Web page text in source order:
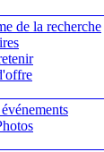
de la recherche